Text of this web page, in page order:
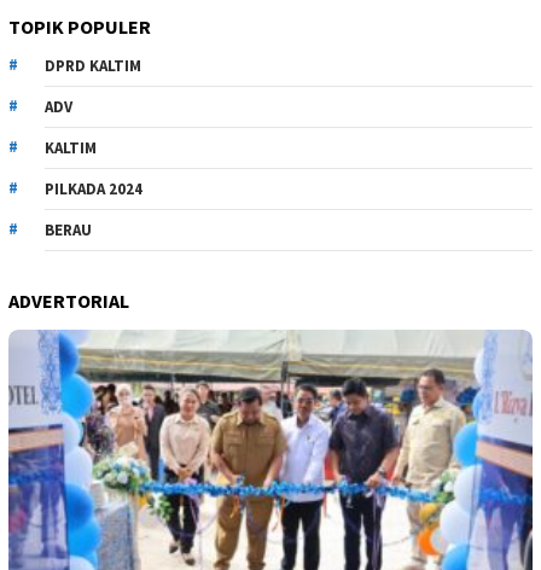
TOPIK POPULER
DPRD KALTIM
ADV
KALTIM
PILKADA 2024
BERAU
ADVERTORIAL